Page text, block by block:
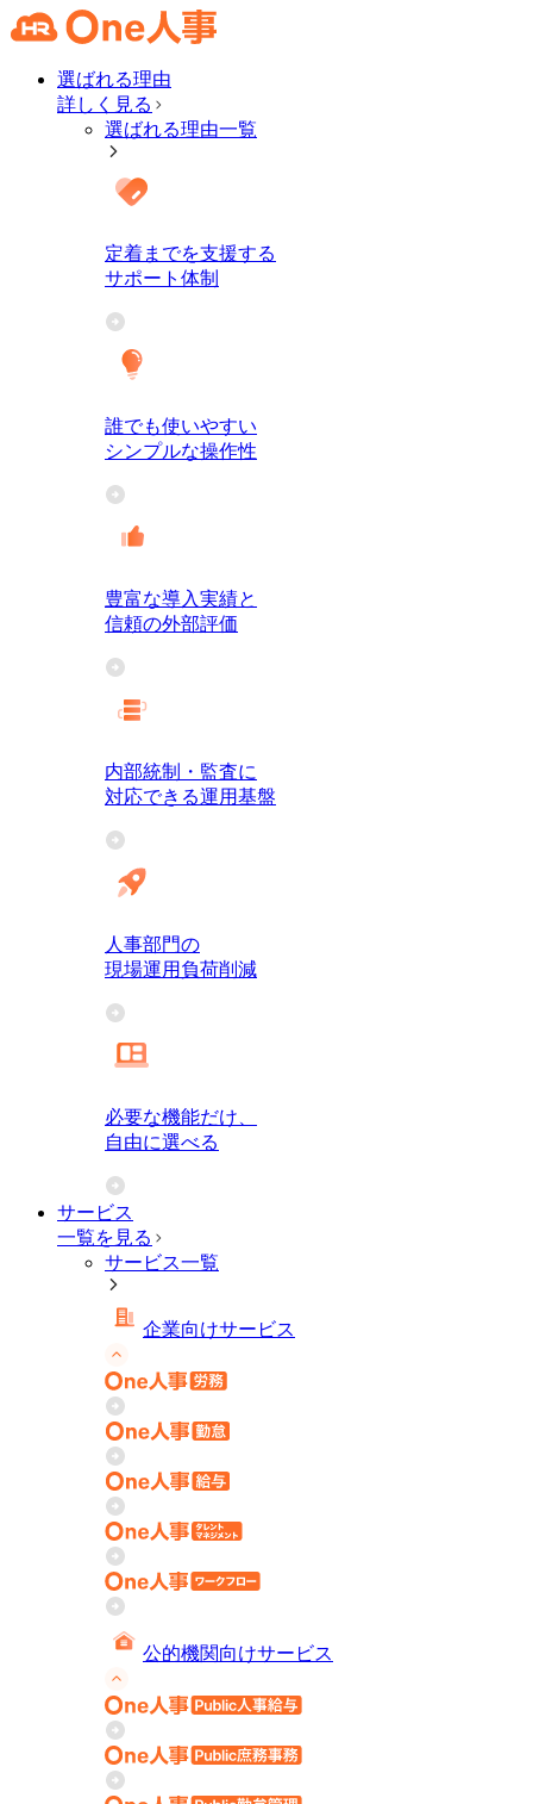
選ばれる理由
詳しく見る
選ばれる理由一覧
定着までを支援する
サポート体制
誰でも使いやすい
シンプルな操作性
豊富な導入実績と
信頼の外部評価
内部統制・監査に
対応できる運用基盤
人事部門の
現場運用負荷削減
必要な機能だけ、
自由に選べる
サービス
一覧を見る
サービス一覧
企業向けサービス
公的機関向けサービス